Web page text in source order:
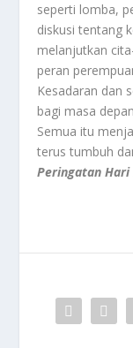
seperti lomba,
diskusi tentang
melanjutkan
peran
Kesadaran dan
bagi masa
Semua itu
terus tumbuh
Peringatan